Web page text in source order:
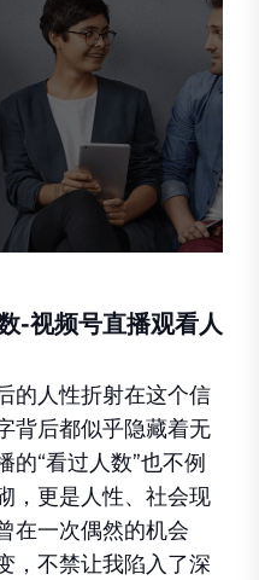
-视频号直播观看人
的人性折射在这个信
背后都似乎隐藏着无
“看过人数”也不例
，更是人性、社会现
在一次偶然的机会
，不禁让我陷入了深